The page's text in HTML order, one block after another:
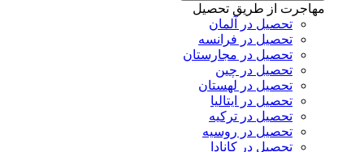
مهاجرت از طریق تحصیل
تحصیل در آلمان
تحصیل در فرانسه
تحصیل در مجارستان
تحصیل در چین
تحصیل در لهستان
تحصیل در ایتالیا
تحصیل در ترکیه
تحصیل در روسیه
تحصیل در کانادا